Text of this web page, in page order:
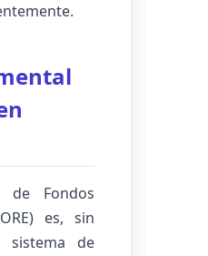
de Fondos
es, sin
de